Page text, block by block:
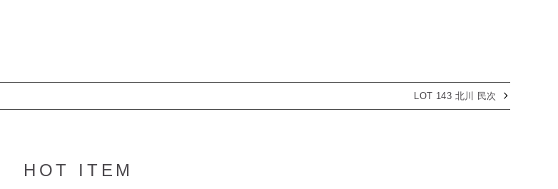
LOT 143 北川 民次
HOT ITEM